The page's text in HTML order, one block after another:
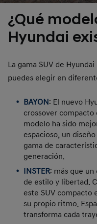
¿Qué
Hyundai
La gama SUV de
puedes elegir en
BAYON: El nuevo
crossover
modelo ha sido
espacioso, un
gama de
generación.
INSTER: más que
de estilo y libertad.
este SUV compacto
su propio ritmo.
transforma cada